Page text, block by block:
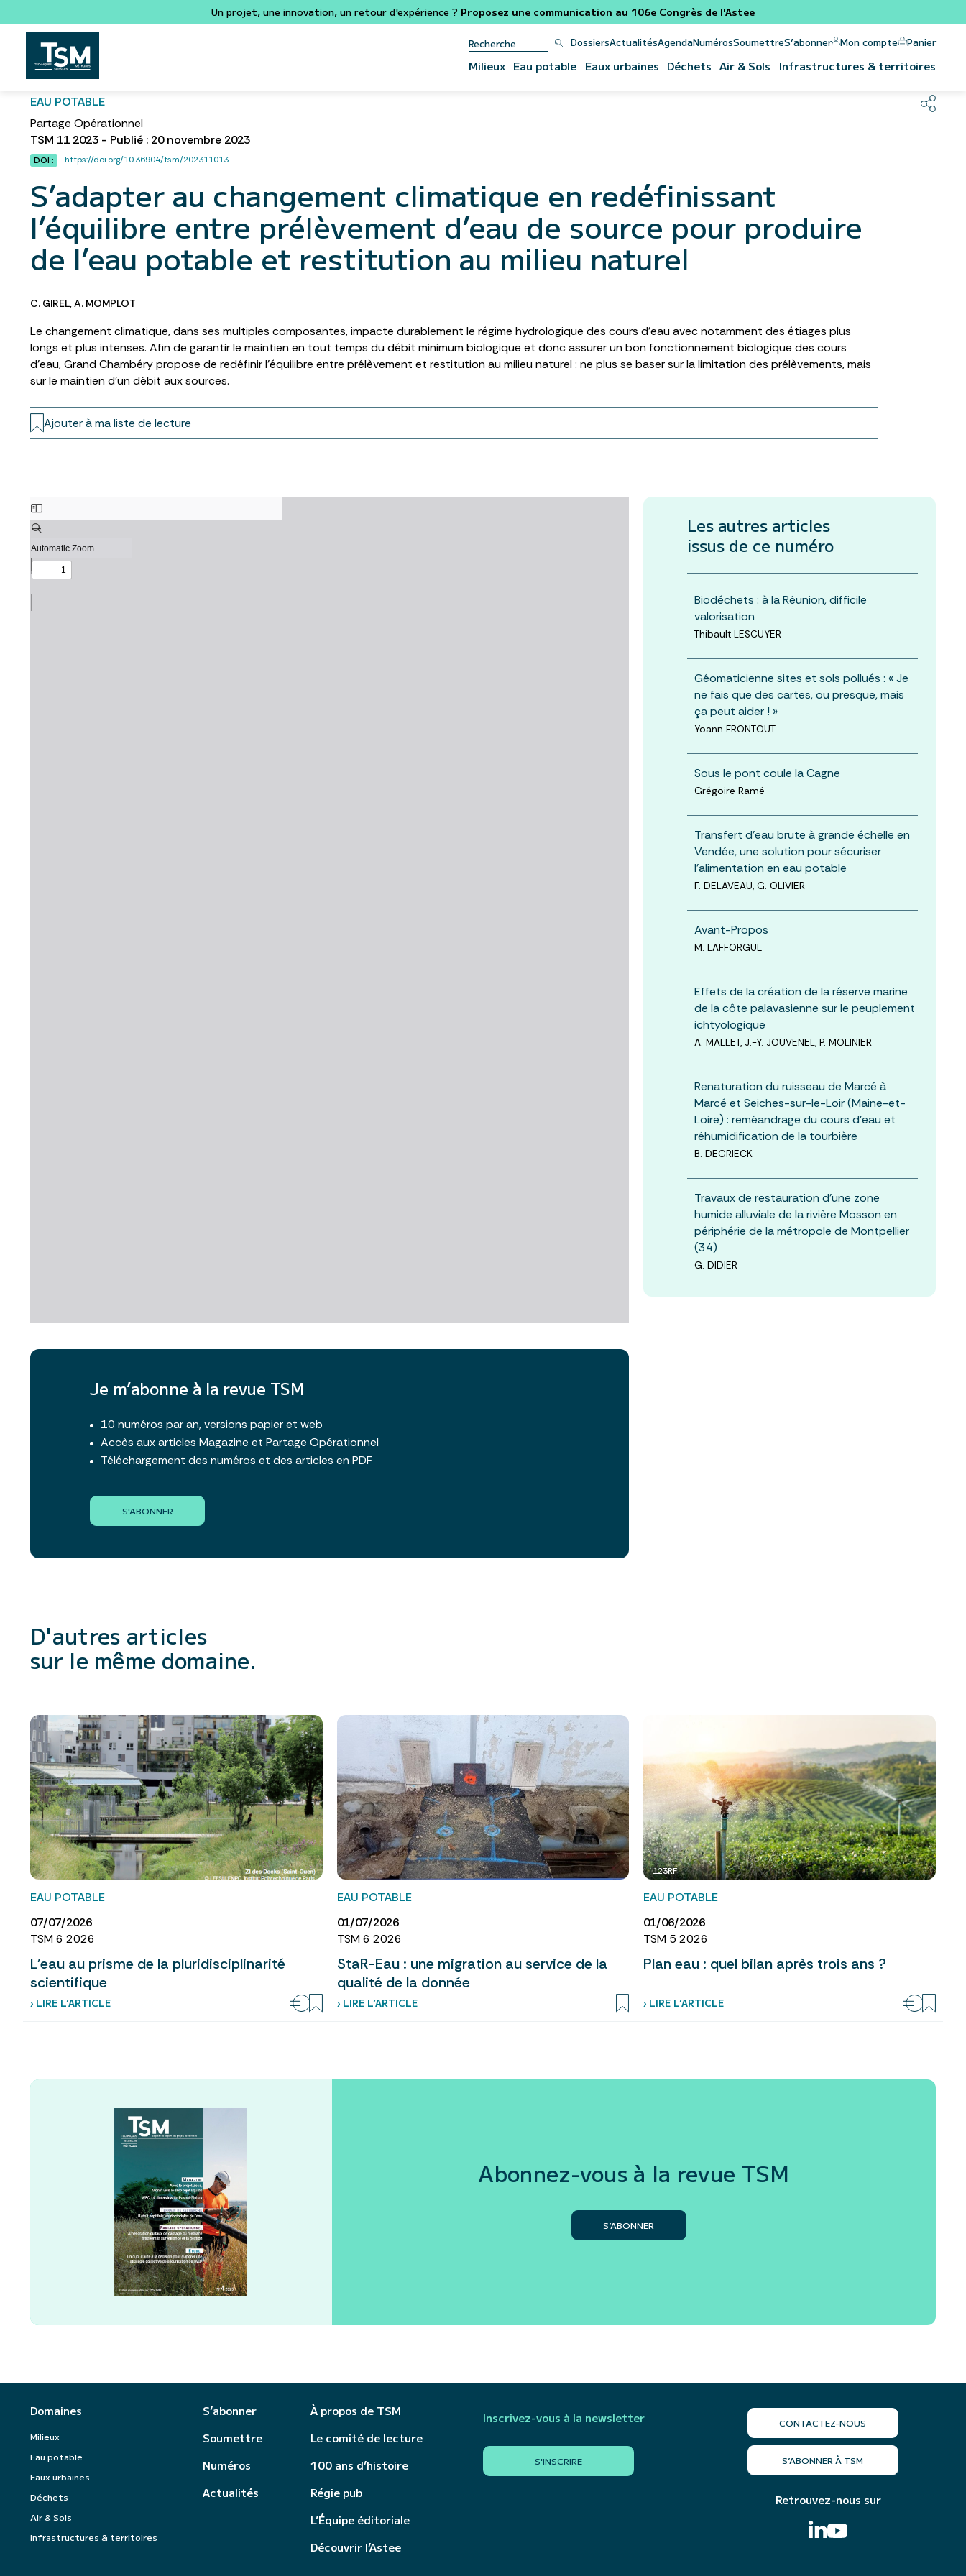
Un projet, une innovation, un retour d'expérience ? Proposez une communication au 106e Congrès de l'Astee
DossiersActualitésAgendaNumérosSoumettreS’abonner Mon compte Panier
Milieux Eau potable Eaux urbaines Déchets Air & Sols Infrastructures & territoires
EAU POTABLE
Partage Opérationnel
TSM 11 2023 - Publié : 20 novembre 2023
DOI : https://doi.org/10.36904/tsm/202311013
S’adapter au changement climatique en redéfinissant
l’équilibre entre prélèvement d’eau de source pour produire
de l’eau potable et restitution au milieu naturel
C. GIREL,A. MOMPLOT
Le changement climatique, dans ses multiples composantes, impacte durablement le régime hydrologique des cours d’eau avec notamment des étiages plus
longs et plus intenses. Afin de garantir le maintien en tout temps du débit minimum biologique et donc assurer un bon fonctionnement biologique des cours
d’eau, Grand Chambéry propose de redéfinir l’équilibre entre prélèvement et restitution au milieu naturel : ne plus se baser sur la limitation des prélèvements, mais
sur le maintien d’un débit aux sources.
Ajouter à ma liste de lecture
Je m’abonne à la revue TSM
10 numéros par an, versions papier et web
Accès aux articles Magazine et Partage Opérationnel
Téléchargement des numéros et des articles en PDF
S'ABONNER
Les autres articles
issus de ce numéro
Biodéchets : à la Réunion, difficile
valorisation
Thibault LESCUYER
Géomaticienne sites et sols pollués : « Je
ne fais que des cartes, ou presque, mais
ça peut aider ! »
Yoann FRONTOUT
Sous le pont coule la Cagne
Grégoire Ramé
Transfert d’eau brute à grande échelle en
Vendée, une solution pour sécuriser
l’alimentation en eau potable
F. DELAVEAU, G. OLIVIER
Avant-Propos
M. LAFFORGUE
Effets de la création de la réserve marine
de la côte palavasienne sur le peuplement
ichtyologique
A. MALLET, J.-Y. JOUVENEL, P. MOLINIER
Renaturation du ruisseau de Marcé à
Marcé et Seiches-sur-le-Loir (Maine-et-
Loire) : reméandrage du cours d’eau et
réhumidification de la tourbière
B. DEGRIECK
Travaux de restauration d’une zone
humide alluviale de la rivière Mosson en
périphérie de la métropole de Montpellier
(34)
G. DIDIER
D'autres articles
sur le même domaine.
EAU POTABLE
07/07/2026
TSM 6 2026
L’eau au prisme de la pluridisciplinarité
scientifique
› LIRE L’ARTICLE
EAU POTABLE
01/07/2026
TSM 6 2026
StaR-Eau : une migration au service de la
qualité de la donnée
› LIRE L’ARTICLE
123RF
EAU POTABLE
01/06/2026
TSM 5 2026
Plan eau : quel bilan après trois ans ?
› LIRE L’ARTICLE
Abonnez-vous à la revue TSM
S’ABONNER
Domaines
Milieux
Eau potable
Eaux urbaines
Déchets
Air & Sols
Infrastructures & territoires
S’abonner
Soumettre
Numéros
Actualités
À propos de TSM
Le comité de lecture
100 ans d’histoire
Régie pub
L’Équipe éditoriale
Découvrir l’Astee
Inscrivez-vous à la newsletter
S'INSCRIRE
CONTACTEZ-NOUS
S’ABONNER À TSM
Retrouvez-nous sur